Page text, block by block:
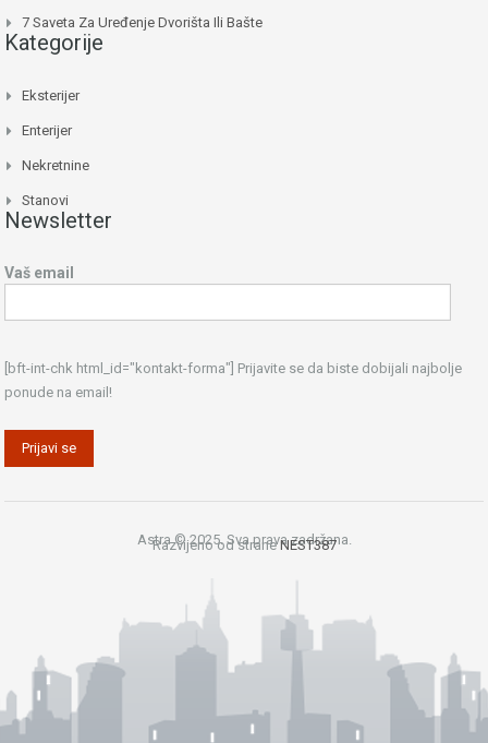
7 Saveta Za Uređenje Dvorišta Ili Bašte
Kategorije
Eksterijer
Enterijer
Nekretnine
Stanovi
Newsletter
Vaš email
[bft-int-chk html_id="kontakt-forma"] Prijavite se da biste dobijali najbolje
ponude na email!
Astra © 2025. Sva prava zadržana.
Razvijeno od straneNEST387